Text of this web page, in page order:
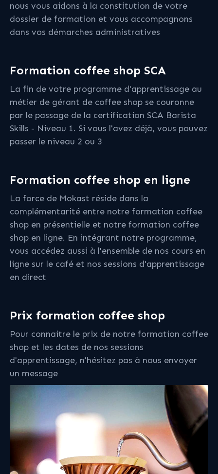
nous vous aidons à la constitution de votre
dossier de formation et vous accompagnons
dans vos démarches administratives
Formation coffee shop SCA
La fin de votre programme d'apprentissage au
métier de gérant de coffee shop se couronne
par le passage de la certification SCA Barista
Skills - Niveau 1. Si vous l'avez déjà, vous pouvez
passer le niveau 2 ou 3
Formation coffee shop en ligne
La force de Mokast réside dans la
complémentarité entre notre formation coffee
shop en présentielle et notre formation coffee
shop en ligne. En intégrant notre programme,
vous accédez aussi à l'ensemble de nos cours en
ligne sur le café et nos sessions d'apprentissage
en direct
Prix formation coffee shop
Pour connaitre le prix de notre formation coffee
shop et les dates de nos sessions
d'apprentissage, n'hésitez pas à nous envoyer
un message